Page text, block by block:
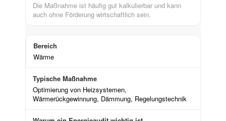
Die Maßnahme ist häufig gut kalkulierbar und kann
auch ohne Förderung wirtschaftlich sein.
Wärme
Optimierung von Heizsystemen,
Wärmerückgewinnung, Dämmung, Regelungstechnik